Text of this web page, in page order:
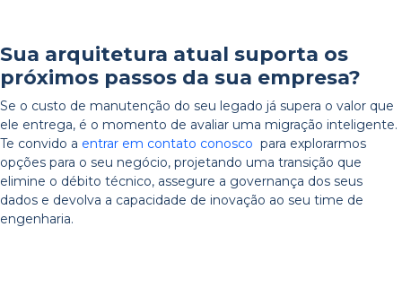
Sua arquitetura atual suporta os
próximos passos da sua empresa?
Se o custo de manutenção do seu legado já supera o valor que
ele entrega, é o momento de avaliar uma migração inteligente.
Te convido a entrar em contato conosco para explorarmos
opções para o seu negócio, projetando uma transição que
elimine o débito técnico, assegure a governança dos seus
dados e devolva a capacidade de inovação ao seu time de
engenharia.